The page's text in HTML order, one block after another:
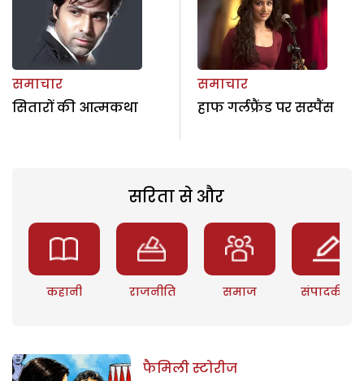
समाचार
सितारों की आत्मकथा
समाचार
हाफ गर्लफ्रैंड पर सस्पैंस
सरिता से और
कहानी राजनीति समाज संपादकीय
फैमिली स्टोरीज